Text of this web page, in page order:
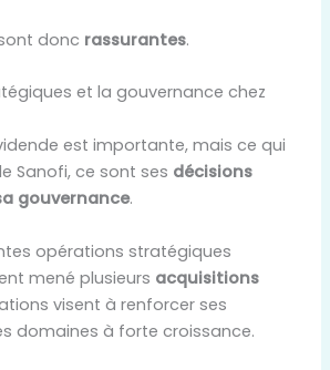
donc rassurantes.
et la gouvernance chez
est importante, mais ce qui
Sanofi, ce sont ses décisions
gouvernance.
opérations stratégiques
mené plusieurs acquisitions
visent à renforcer ses
domaines à forte croissance.